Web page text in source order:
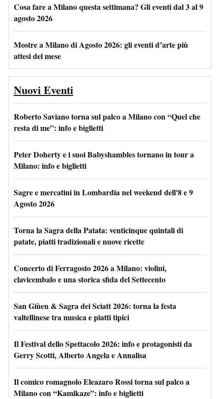
Cosa fare a Milano questa settimana? Gli eventi dal 3 al 9
agosto 2026
Mostre a Milano di Agosto 2026: gli eventi d’arte più
attesi del mese
Nuovi Eventi
Roberto Saviano torna sul palco a Milano con “Quel che
resta di me”: info e biglietti
Peter Doherty e i suoi Babyshambles tornano in tour a
Milano: info e biglietti
Sagre e mercatini in Lombardia nel weekend dell'8 e 9
Agosto 2026
Torna la Sagra della Patata: venticinque quintali di
patate, piatti tradizionali e nuove ricette
Concerto di Ferragosto 2026 a Milano: violini,
clavicembalo e una storica sfida del Settecento
San Giùen & Sagra dei Sciatt 2026: torna la festa
valtellinese tra musica e piatti tipici
Il Festival dello Spettacolo 2026: info e protagonisti da
Gerry Scotti, Alberto Angela e Annalisa
Il comico romagnolo Eleazaro Rossi torna sul palco a
Milano con “Kamikaze”: info e biglietti